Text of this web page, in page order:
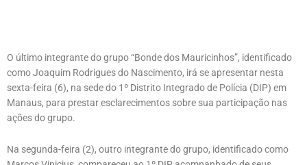
O último integrante do grupo “Bonde dos Mauricinhos”, identificado
como Joaquim Rodrigues do Nascimento, irá se apresentar nesta
sexta-feira (6), na sede do 1º Distrito Integrado de Polícia (DIP) em
Manaus, para prestar esclarecimentos sobre sua participação nas
ações do grupo.
Na segunda-feira (2), outro integrante do grupo, identificado como